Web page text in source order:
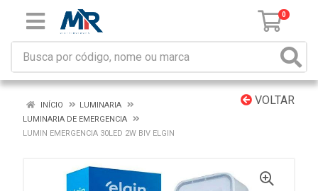
0
VOLTAR
INÍCIO
LUMINARIA
LUMINARIA DE EMERGENCIA
LUMIN EMERGENCIA 30LED 2W BIV ELGIN